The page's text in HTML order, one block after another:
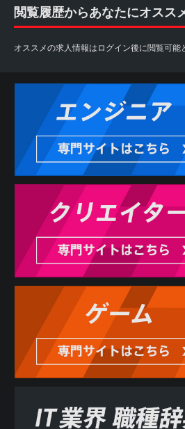
閲覧履歴からあなたにオスス
オススメの求人情報はログイン後に閲覧可能